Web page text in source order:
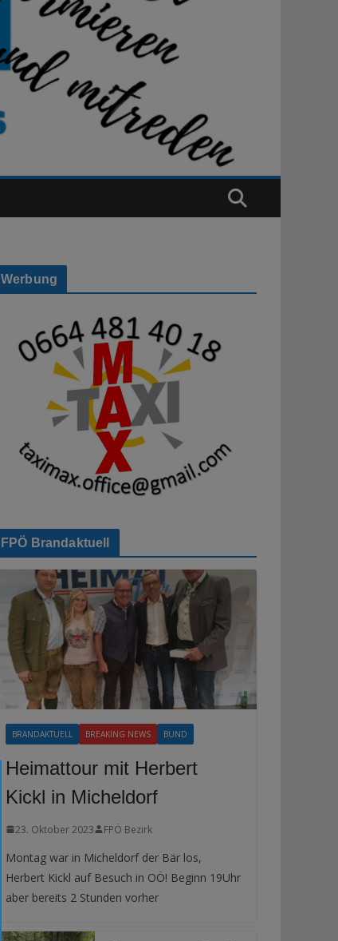
Werbung
FPÖ Brandaktuell
BRANDAKTUELL BREAKING NEWS BUND
Heimattour mit Herbert
Kickl in Micheldorf
23. Oktober 2023 FPÖ Bezirk
Montag war in Micheldorf der Bär los,
Herbert Kickl auf Besuch in OÖ! Beginn 19Uhr
aber bereits 2 Stunden vorher